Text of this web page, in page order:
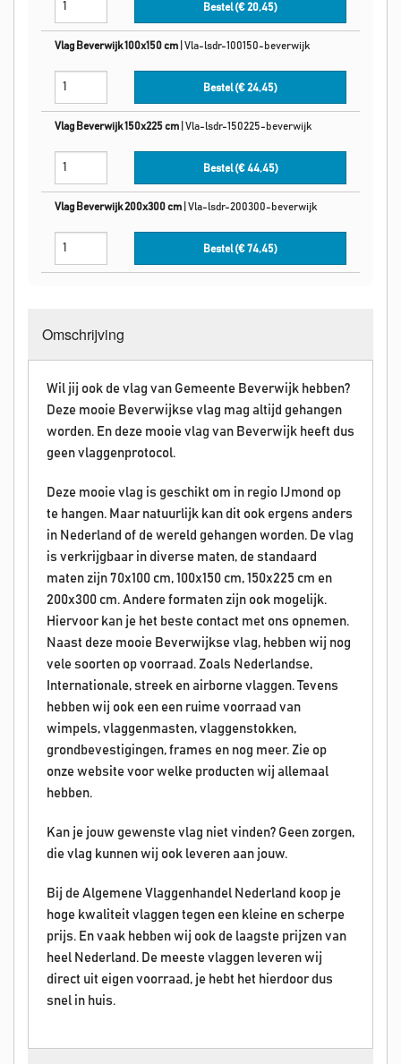
Bestel (€20,45)
Vlag Beverwijk 100x150 cm Vla-lsdr-100150-beverwijk
Bestel (€24,45)
Vlag Beverwijk 150x225 cm Vla-lsdr-150225-beverwijk
Bestel (€44,45)
Vlag Beverwijk 200x300 cm Vla-lsdr-200300-beverwijk
Bestel (€74,45)
Omschrijving
Wil jij ook de vlag van Gemeente Beverwijk hebben?
Deze mooie Beverwijkse vlag mag altijd gehangen
worden. En deze mooie vlag van Beverwijk heeft dus
geen vlaggenprotocol.
Deze mooie vlag is geschikt om in regio IJmond op
te hangen. Maar natuurlijk kan dit ook ergens anders
in Nederland of de wereld gehangen worden. De vlag
is verkrijgbaar in diverse maten, de standaard
maten zijn 70x100 cm, 100x150 cm, 150x225 cm en
200x300 cm. Andere formaten zijn ook mogelijk.
Hiervoor kan je het beste contact met ons opnemen.
Naast deze mooie Beverwijkse vlag, hebben wij nog
vele soorten op voorraad. Zoals Nederlandse,
Internationale, streek en airborne vlaggen. Tevens
hebben wij ook een een ruime voorraad van
wimpels, vlaggenmasten, vlaggenstokken,
grondbevestigingen, frames en nog meer. Zie op
onze website voor welke producten wij allemaal
hebben.
Kan je jouw gewenste vlag niet vinden? Geen zorgen,
die vlag kunnen wij ook leveren aan jouw.
Bij de Algemene Vlaggenhandel Nederland koop je
hoge kwaliteit vlaggen tegen een kleine en scherpe
prijs. En vaak hebben wij ook de laagste prijzen van
heel Nederland. De meeste vlaggen leveren wij
direct uit eigen voorraad, je hebt het hierdoor dus
snel in huis.